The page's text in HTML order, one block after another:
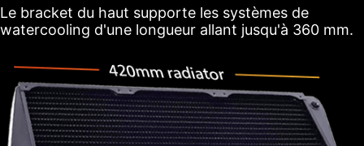
Le bracket du haut supporte les systèmes de
watercooling d'une longueur allant jusqu'à 360 mm.